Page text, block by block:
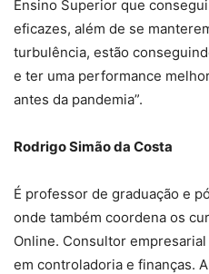
Ensino Superior que
eficazes, além de se
turbulência, estão
e ter uma performance
antes da pandemia”.
Rodrigo Simão da Costa
É professor de graduação e
onde também coordena os
Online. Consultor
em controladoria e finanças.